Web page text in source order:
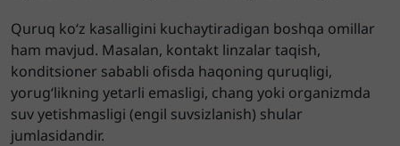
Quruq ko‘z kasalligini kuchaytiradigan boshqa omillar
ham mavjud. Masalan, kontakt linzalar taqish,
konditsioner sababli ofisda haqoning quruqligi,
yorug‘likning yetarli emasligi, chang yoki organizmda
suv yetishmasligi (engil suvsizlanish) shular
jumlasidandir.